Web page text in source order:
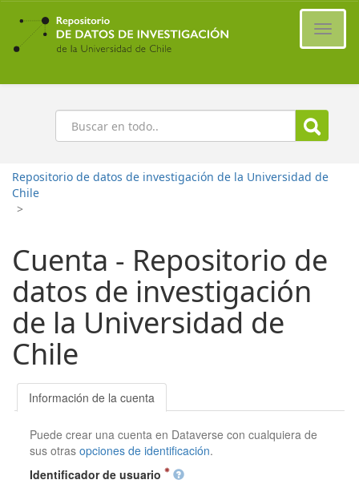
Ir
contenido
principal
Buscar
Repositorio de datos de investigación de la Universidad de
Chile
>
Cuenta - Repositorio de
datos de investigación
de la Universidad de
Chile
Información de la cuenta
Puede crear una cuenta en Dataverse con cualquiera de
sus otrasopciones de identificación.
Identificador de usuario